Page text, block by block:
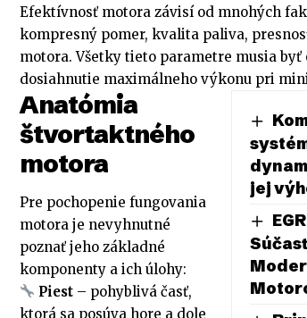
Efektívnosť motora závisí od mnohých
kompresný pomer, kvalita paliva,
motora. Všetky tieto parametre musia
dosiahnutie maximálneho výkonu pri
jej
Anatómia
štvortaktného
motora
Pre pochopenie fungovania
motora je nevyhnutné
poznať jeho základné
komponenty a ich úlohy:
Piest – pohyblivá časť,
ktorá sa posúva hore a dole